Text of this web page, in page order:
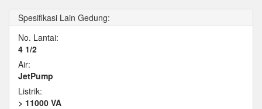
Spesifikasi Lain Gedung:
No. Lantai:
4 1/2
Air:
JetPump
Listrik:
> 11000 VA